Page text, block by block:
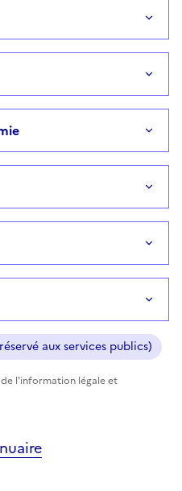
aux services publics)
l'information légale et